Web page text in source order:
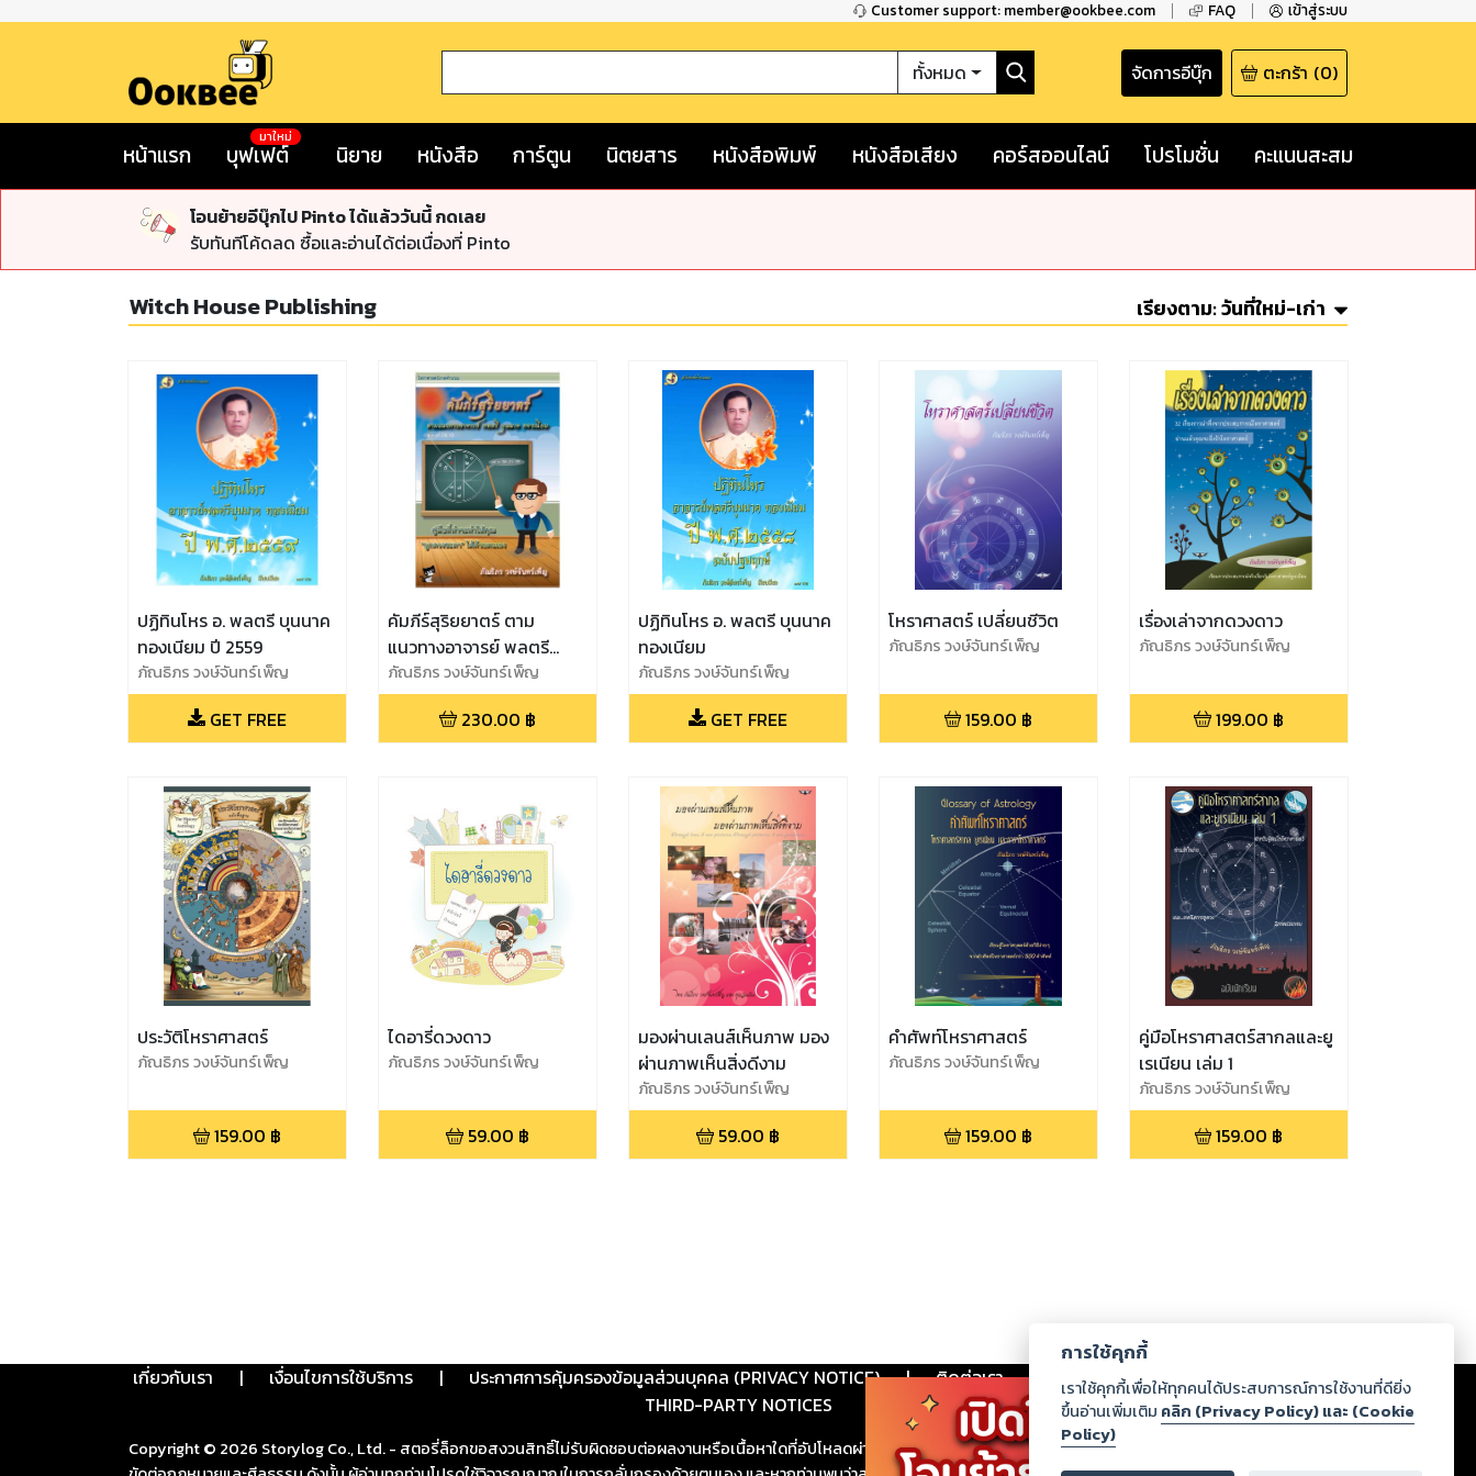
Customer support: member@ookbee.com FAQ เข้าสู่ระบบ
ทั้งหมด จัดการอีบุ๊ก ตะกร้า (0)
หน้าแรก บุฟเฟต์
มาใหม่
นิยาย หนังสือ การ์ตูน นิตยสาร หนังสือพิมพ์ หนังสือเสียง คอร์สออนไลน์ โปรโมชั่น คะแนนสะสม
โอนย้ายอีบุ๊กไป Pinto ได้แล้ววันนี้ กดเลย
รับทันทีโค้ดลด ซื้อและอ่านได้ต่อเนื่องที่ Pinto
Witch House Publishing เรียงตาม:วันที่ใหม่-เก่า
ปฏิทินโหร อ. พลตรี บุนนาค
ทองเนียม ปี 2559
ภัณธิภร วงษ์จันทร์เพ็ญ
GET FREE
คัมภีร์สุริยยาตร์ ตาม
แนวทางอาจารย์ พลตรี
บุนนาค ทองเนียม
ภัณธิภร วงษ์จันทร์เพ็ญ
230.00 ฿
ปฏิทินโหร อ. พลตรี บุนนาค
ทองเนียม
ภัณธิภร วงษ์จันทร์เพ็ญ
GET FREE
โหราศาสตร์ เปลี่ยนชีวิต
ภัณธิภร วงษ์จันทร์เพ็ญ
159.00 ฿
เรื่องเล่าจากดวงดาว
ภัณธิภร วงษ์จันทร์เพ็ญ
199.00 ฿
ประวัติโหราศาสตร์
ภัณธิภร วงษ์จันทร์เพ็ญ
159.00 ฿
ไดอารี่ดวงดาว
ภัณธิภร วงษ์จันทร์เพ็ญ
59.00 ฿
มองผ่านเลนส์เห็นภาพ มอง
ผ่านภาพเห็นสิ่งดีงาม
ภัณธิภร วงษ์จันทร์เพ็ญ
59.00 ฿
คำศัพท์โหราศาสตร์
ภัณธิภร วงษ์จันทร์เพ็ญ
159.00 ฿
คู่มือโหราศาสตร์สากลและยู
เรเนียน เล่ม 1
ภัณธิภร วงษ์จันทร์เพ็ญ
159.00 ฿
เกี่ยวกับเรา | เงื่อนไขการใช้บริการ | ประกาศการคุ้มครองข้อมูลส่วนบุคคล (PRIVACY NOTICE) | ติดต่อเรา ร่วมงานกับเรา ดาวน์โหลด
THIRD-PARTY NOTICES
Copyright © 2026 Storylog Co., Ltd. - สตอรี่ล็อกขอสงวนสิทธิ์ไม่รับผิดชอบต่อผลงานหรือเนื้อหาใดที่อัปโหลดผ่านเว็บไซต์และปรากฏว่าละเมิดสิทธิในทรัพย์สินทางปัญญาของบุคคลอื่นหรือ
การใช้คุกกี้
เราใช้คุกกี้เพื่อให้ทุกคนได้ประสบการณ์การใช้งานที่ดียิ่ง
ขึ้นอ่านเพิ่มเติม คลิก (Privacy Policy) และ (Cookie
Policy)